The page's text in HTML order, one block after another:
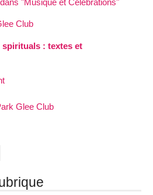
"Musique et Célébrations"
Club
spirituals : textes et
Glee Club